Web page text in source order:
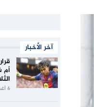
آخر الأخبار
6 أغسطس 2026